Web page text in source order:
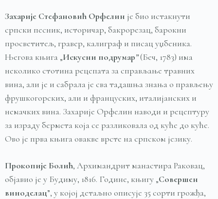
Захарије Стефановић Орфелин је био истакнути
српски песник, историчар, бакрорезац, барокни
просветитељ, гравер, калиграф и писац уџбеника.
Његова књига „Искусни подрумар”(Беч, 1783) има
неколико стотина рецепата за справљање травних
вина, али је и сабрала је сва тадашња знања о прављењу
фрушкогорских, али и француских, италијанских и
немачких вина. Захарије Орфелин наводи и рецептуру
за израду бермета која се разликовала од куће до куће.
Ово је прва књига овакве врсте на српском језику.
Прокопије Болић, Архимандрит манастира Раковац,
објавио је у Будиму, 1816. Године, књигу „Совершен
виноделац”, у којој детаљно описује 35 сорти грожђа,